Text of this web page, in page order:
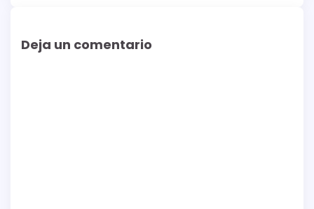
Deja un comentario